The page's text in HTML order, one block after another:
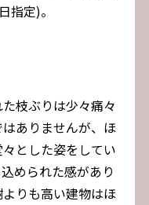
指定)。
枝ぶりは少々痛々
ありませんが、ほ
とした姿をしてい
められた感があり
りも高い建物はほ